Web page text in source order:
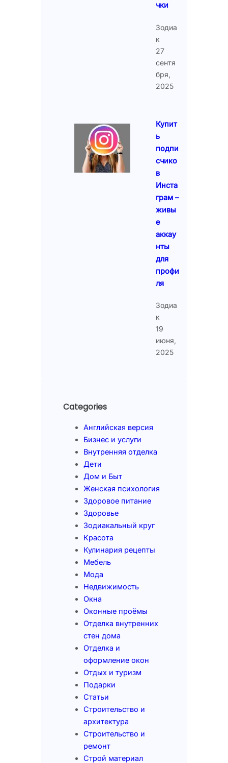
чки
Зодиа
к
27
сентя
бря,
2025
Купит
ь
подпи
счико
в
Инста
грам –
живы
е
аккау
нты
для
профи
ля
Зодиа
к
19
июня,
2025
Categories
Английская версия
Бизнес и услуги
Внутренняя отделка
Дети
Дом и Быт
Женская психология
Здоровое питание
Здоровье
Зодиакальный круг
Красота
Кулинария рецепты
Мебель
Мода
Недвижимость
Окна
Оконные проёмы
Отделка внутренних
стен дома
Отделка и
оформление окон
Отдых и туризм
Подарки
Статьи
Строительство и
архитектура
Строительство и
ремонт
Строй материал